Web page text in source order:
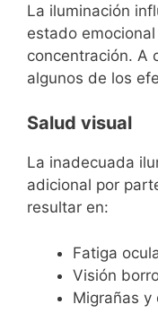
La iluminación
estado
concentración. A
algunos de los
Salud visual
La inadecuada
adicional por
resultar en:
Fatiga
Visión
Migrañas y